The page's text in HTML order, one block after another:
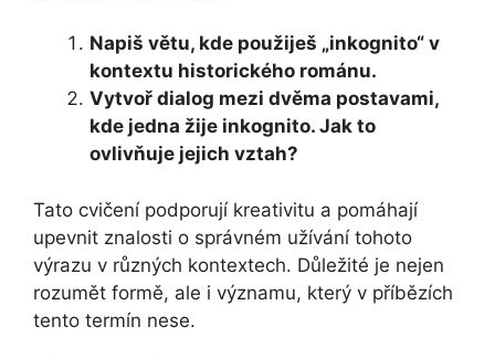
Napiš větu, kde použiješ „inkognito“ v
kontextu historického románu.
Vytvoř dialog mezi dvěma postavami,
kde jedna žije inkognito. Jak to
ovlivňuje jejich vztah?
Tato cvičení podporují kreativitu a pomáhají
upevnit znalosti o správném užívání tohoto
výrazu v různých kontextech. Důležité je nejen
rozumět formě, ale i významu, který v příbězích
tento termín nese.